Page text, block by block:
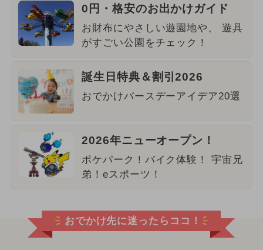
0円・格安のお出かけガイド
お財布にやさしい遊園地や、 遊具
がすごい公園をチェック！
誕生日特典＆割引2026
おでかけバースデーアイデア20選
2026年ニューオープン！
ポケパーク！バイク体験！ 宇宙兄
弟！eスポーツ！
おでかけ先に迷ったらココ！